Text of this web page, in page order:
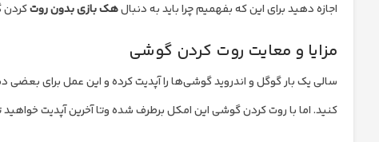
اجازه دهید برای این که بفهمیم چرا باید به دنبالهک بازی بدون روتکردن
مزایا و معایت روت کردن گوشی
سالی یک بار گوگل و اندروید گوشی‌ها را آپدیت کرده و این عمل برای
کنید. اما با روت کردن گوشی این امکل برطرف شده وتا آخرین آپدیت